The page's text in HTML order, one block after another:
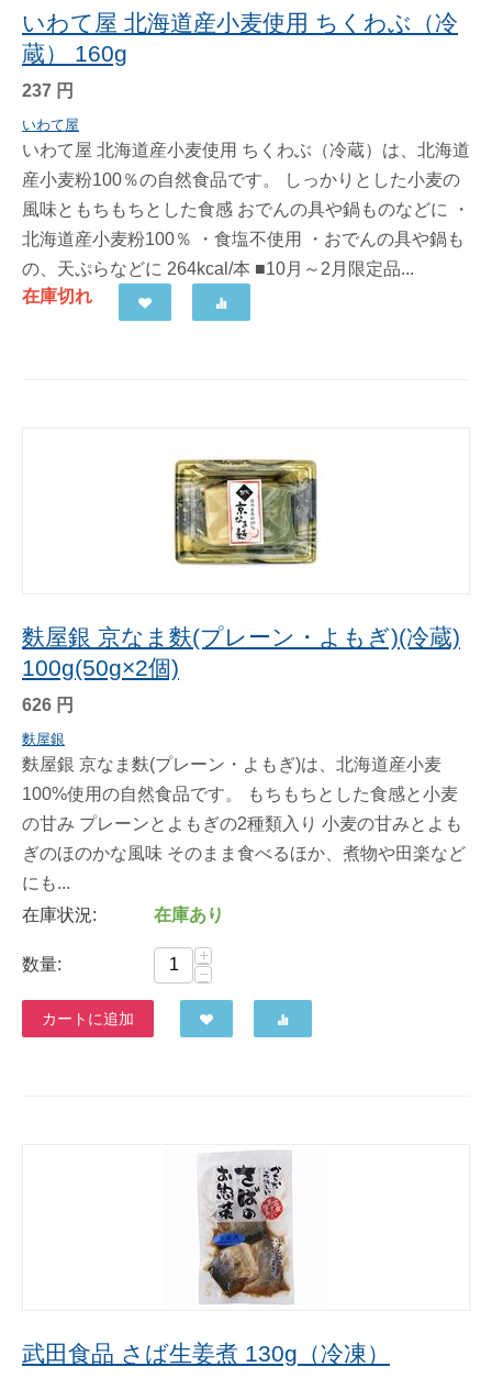
いわて屋 北海道産小麦使用 ちくわぶ（冷
蔵） 160g
237 円
いわて屋
いわて屋 北海道産小麦使用 ちくわぶ（冷蔵）は、北海道
産小麦粉100％の自然食品です。 しっかりとした小麦の
風味ともちもちとした食感 おでんの具や鍋ものなどに ・
北海道産小麦粉100％ ・食塩不使用 ・おでんの具や鍋も
の、天ぷらなどに 264kcal/本 ■10月～2月限定品...
在庫切れ
麩屋銀 京なま麩(プレーン・よもぎ)(冷蔵)
100g(50g×2個)
626 円
麩屋銀
麩屋銀 京なま麩(プレーン・よもぎ)は、北海道産小麦
100%使用の自然食品です。 もちもちとした食感と小麦
の甘み プレーンとよもぎの2種類入り 小麦の甘みとよも
ぎのほのかな風味 そのまま食べるほか、煮物や田楽など
にも...
在庫状況:
在庫あり
数量:
+
−
カートに追加
武田食品 さば生姜煮 130g（冷凍）